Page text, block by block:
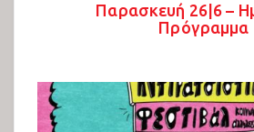
Παρασκευή 26|6 –
Πρόγραμμα